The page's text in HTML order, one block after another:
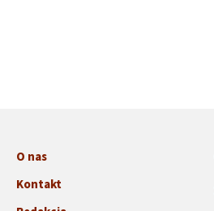
O nas
Kontakt